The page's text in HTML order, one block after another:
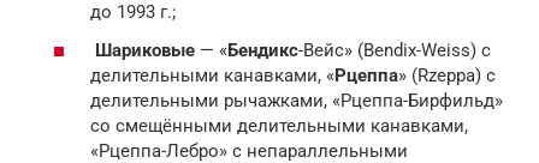
до 1993 г.;
Шариковые — «Бендикс-Вейс» (Bendix-Weiss) с
делительными канавками, «Рцеппа» (Rzeppa) с
делительными рычажками, «Рцеппа-Бирфильд»
со смещёнными делительными канавками,
«Рцеппа-Лебро» с непараллельными